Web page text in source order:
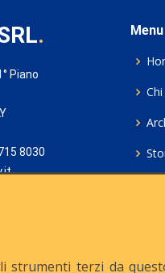
.
Piano
8030
strumenti terzi da